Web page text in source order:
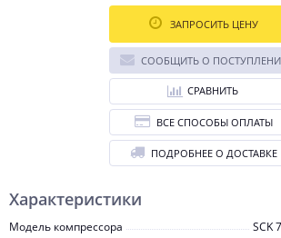
Характеристики
Модель компрессора
SCK 7
ЗАПРОСИТЬ ЦЕНУ
СООБЩИТЬ О
СРАВНИТЬ
ВСЕ СПОСОБЫ ОПЛАТЫ
ПОДРОБНЕЕ О ДОСТАВКЕ